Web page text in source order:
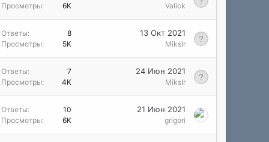
Просмотры
6K Valick
Ответы
8
Просмотры
5K
13 Окт 2021
MiksIr
Ответы
7
Просмотры
4K
24 Июн 2021
MiksIr
Ответы
10
Просмотры
6K
21 Июн 2021
grigori